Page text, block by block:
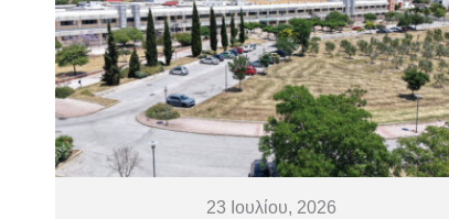
23 Ιουλίου, 2026